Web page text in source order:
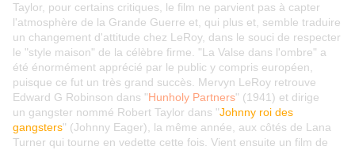
Taylor, pour certains critiques, le film ne parvient pas à capter
l'atmosphère de la Grande Guerre et, qui plus et, semble traduire
un changement d'attitude chez LeRoy, dans le souci de respecter
le "style maison" de la célèbre firme. "La Valse dans l'ombre" a
été énormément apprécié par le public y compris européen,
puisque ce fut un très grand succès. Mervyn LeRoy retrouve
Edward G Robinson dans "Hunholy Partners" (1941) et dirige
un gangster nommé Robert Taylor dans "Johnny roi des
gangsters" (Johnny Eager), la même année, aux côtés de Lana
Turner qui tourne en vedette cette fois. Vient ensuite un film de